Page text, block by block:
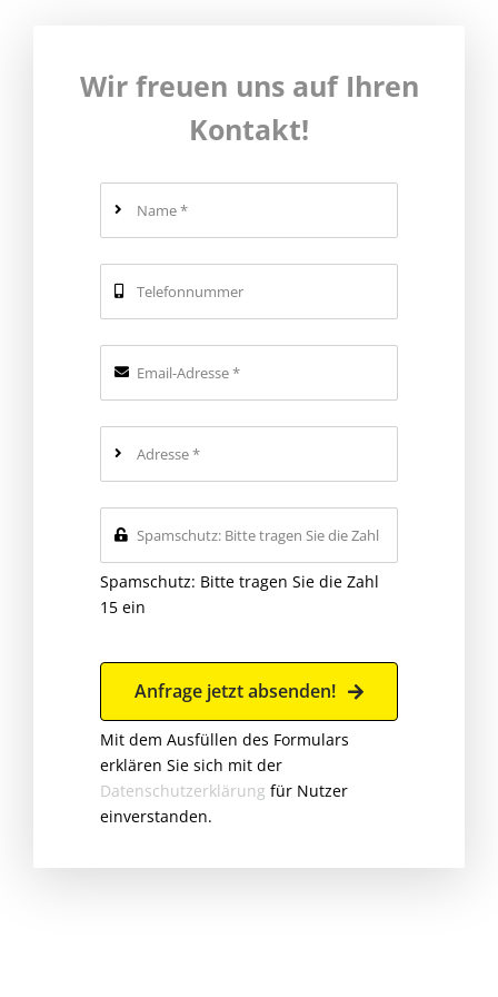
Wir freuen uns auf Ihren
Kontakt!
Spamschutz: Bitte tragen Sie die Zahl
15 ein
Anfrage jetzt absenden!
Mit dem Ausfüllen des Formulars
erklären Sie sich mit der
Datenschutzerklärung für Nutzer
einverstanden.